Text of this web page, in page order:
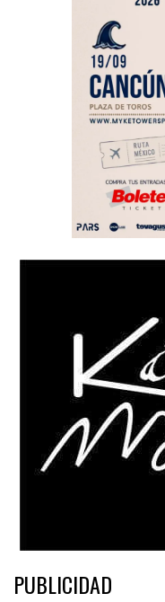
PUBLICIDAD